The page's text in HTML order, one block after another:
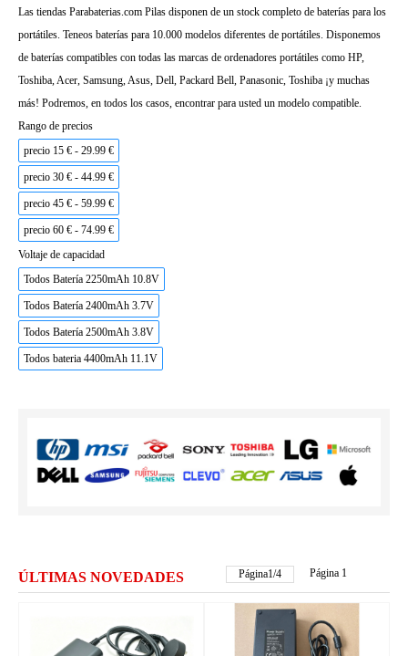
Las tiendas Parabaterias.com Pilas disponen de un stock completo de baterías para los
portátiles. Teneos baterías para 10.000 modelos diferentes de portátiles. Disponemos
de baterías compatibles con todas las marcas de ordenadores portátiles como HP,
Toshiba, Acer, Samsung, Asus, Dell, Packard Bell, Panasonic, Toshiba ¡y muchas
más! Podremos, en todos los casos, encontrar para usted un modelo compatible.
Rango de precios
precio 15 € - 29.99 €
precio 30 € - 44.99 €
precio 45 € - 59.99 €
precio 60 € - 74.99 €
Voltaje de capacidad
Todos Batería 2250mAh 10.8V
Todos Batería 2400mAh 3.7V
Todos Batería 2500mAh 3.8V
Todos bateria 4400mAh 11.1V
ÚLTIMAS NOVEDADES Página1/4 Página 1